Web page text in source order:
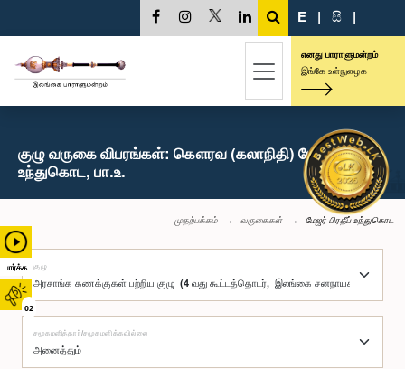
பார்க்க
02
E | සි |
எனது பாராளுமன்றம்
இங்கே உள்நுழைக
குழு வருகை விபரங்கள்: கௌரவ (கலாநிதி) மேஜர் பிரதீப்
உந்துகொட, பா.உ.
முதற்பக்கம் வருகைகள் மேஜர் பிரதீப் உந்துகொட
குழு
சமூகமளித்தார்/சமூகமளிக்கவில்லை